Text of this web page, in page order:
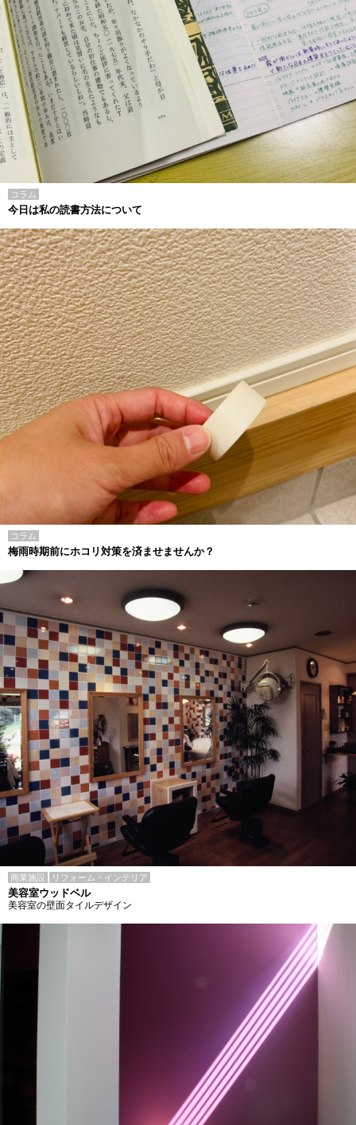
コラム
今日は私の読書方法について
コラム
梅雨時期前にホコリ対策を済ませませんか？
商業施設 リフォーム・インテリア
美容室ウッドベル
美容室の壁面タイルデザイン